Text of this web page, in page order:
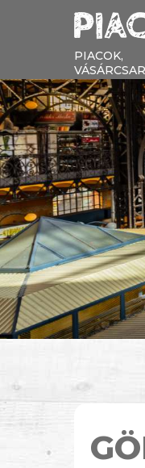
PIACOK,